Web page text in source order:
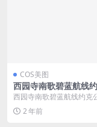
COS美图
西园寺南歌碧蓝航线
20图
西园寺南歌碧蓝航线约克
2 年前